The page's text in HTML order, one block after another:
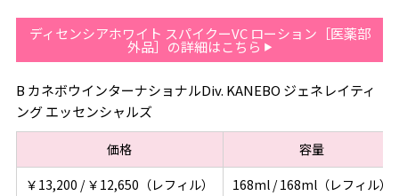
ディセンシアホワイト スパイクーVC ローション［医薬部
外品］の詳細はこちら
B カネボウインターナショナルDiv. KANEBO ジェネレイティ
ング エッセンシャルズ
価格
容量
￥13,200 / ￥12,650（レフィル）
168ml / 168ml（レフィル）